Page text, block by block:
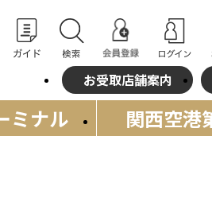
お受取店舗案内
ミナル 関西空港